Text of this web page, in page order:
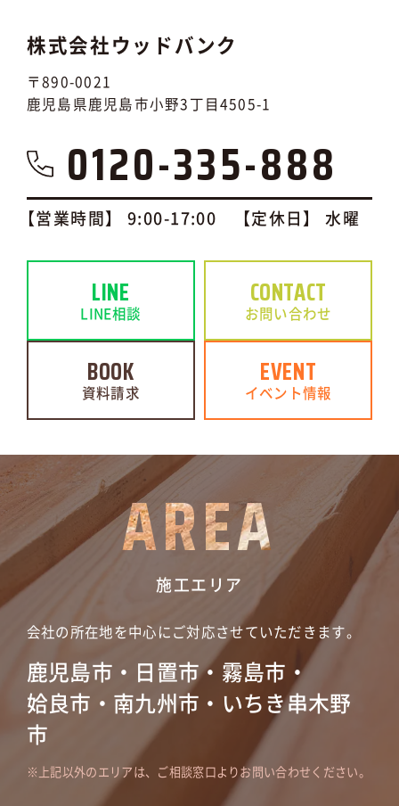
株式会社ウッドバンク
〒890-0021
鹿児島県鹿児島市小野3丁目4505-1
0120-335-888
【営業時間】 9:00-17:00 【定休日】 水曜
LINE
LINE相談
CONTACT
お問い合わせ
BOOK
資料請求
EVENT
イベント情報
AREA
施工エリア
会社の所在地を中心にご対応させていただきます。
鹿児島市・日置市・霧島市・
姶良市・南九州市・いちき串木野
市
上記以外のエリアは、ご相談窓口よりお問い合わせください。